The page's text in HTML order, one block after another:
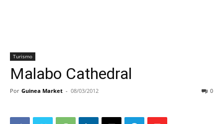
Turismo
Malabo Cathedral
Por Guinea Market - 08/03/2012 0